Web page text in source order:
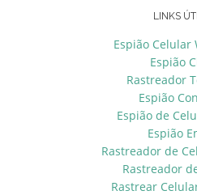
LINKS
Espião Celular
Espião
Rastreador
Espião
Espião de
Espião
Rastreador de
Rastreador
Rastrear